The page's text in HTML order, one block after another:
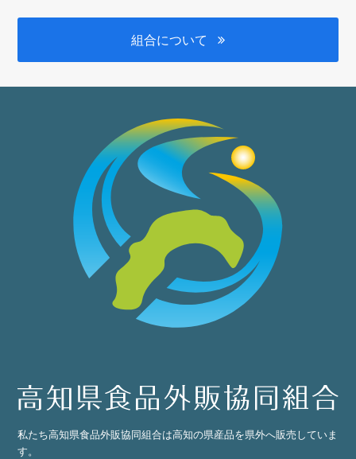
組合について
私たち高知県食品外販協同組合は高知の県産品を県外へ販売していま
す。